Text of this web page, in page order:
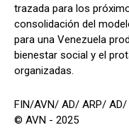
trazada para los
consolidación del
para una Venezuela
bienestar social y el
organizadas.
FIN/AVN/ AD/ ARP/ AD/
© AVN - 2025